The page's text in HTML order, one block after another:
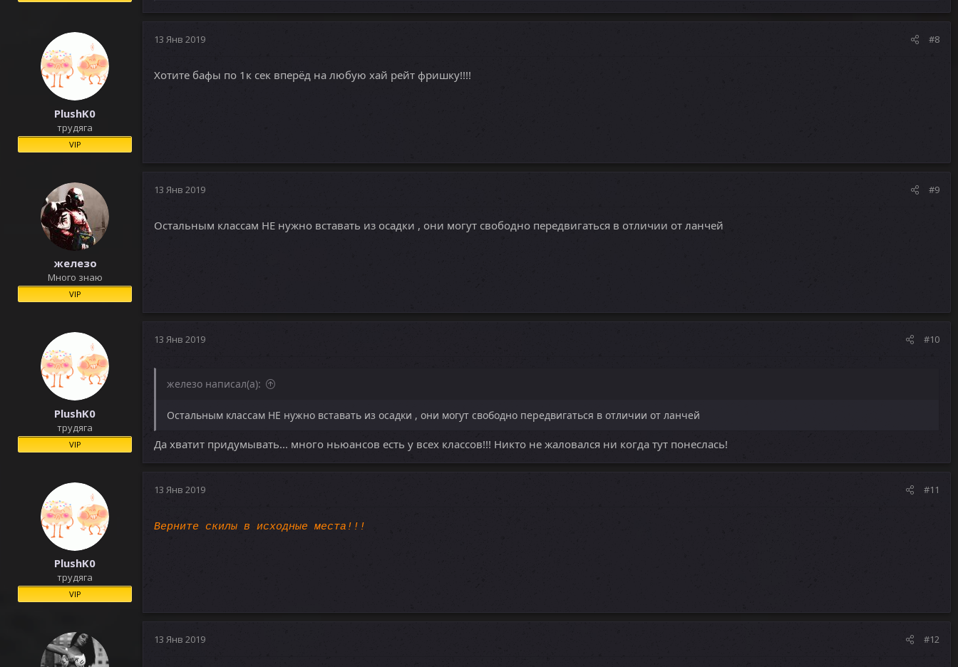
а
ц
:
PlushK0
трудяга
VIP
13 Янв 2019 #8
Хотите бафы по 1к сек вперёд на любую хай рейт фришку!!!!
железо
Много знаю
VIP
13 Янв 2019 #9
Остальным классам НЕ нужно вставать из осадки , они могут свободно передвигаться в отличии от ланчей
PlushK0
трудяга
VIP
13 Янв 2019 #10
железо написал(а):
Остальным классам НЕ нужно вставать из осадки , они могут свободно передвигаться в отличии от ланчей
Да хватит придумывать... много ньюансов есть у всех классов!!! Никто не жаловался ни когда тут понеслась!
PlushK0
трудяга
VIP
13 Янв 2019 #11
Верните скилы в исходные места!!!
13 Янв 2019 #12